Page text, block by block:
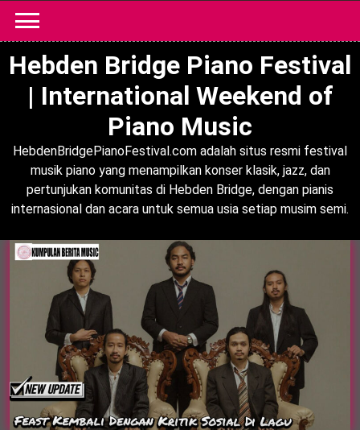
content
Hebden Bridge Piano Festival
| International Weekend of
Piano Music
HebdenBridgePianoFestival.com adalah situs resmi festival
musik piano yang menampilkan konser klasik, jazz, dan
pertunjukan komunitas di Hebden Bridge, dengan pianis
internasional dan acara untuk semua usia setiap musim semi.